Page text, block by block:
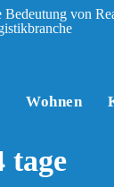
Bedeutung von
Wohnen
tage